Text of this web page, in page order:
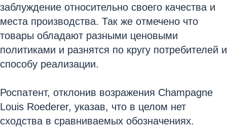
заблуждение относительно своего качества и
места производства. Так же отмечено что
товары обладают разными ценовыми
политиками и разнятся по кругу потребителей и
способу реализации.
Роспатент, отклонив возражения Champagne
Louis Roederer, указав, что в целом нет
сходства в сравниваемых обозначениях.